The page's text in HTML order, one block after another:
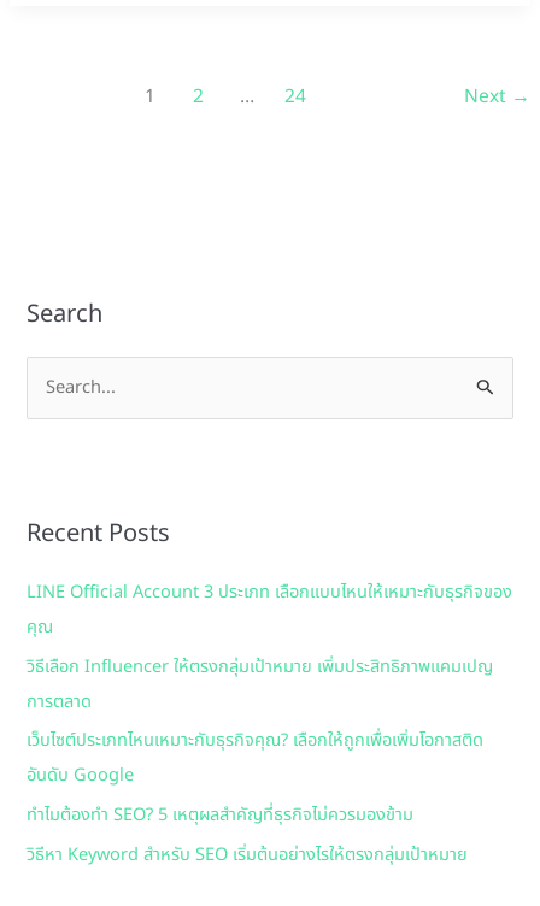
1 2 … 24 Next →
Search
e
c
f
o
r
:
Recent Posts
LINE Official Account 3 ประเภท เลือกแบบไหนให้เหมาะกับธุรกิจของ
คุณ
วิธีเลือก Influencer ให้ตรงกลุ่มเป้าหมาย เพิ่มประสิทธิภาพแคมเปญ
การตลาด
เว็บไซต์ประเภทไหนเหมาะกับธุรกิจคุณ? เลือกให้ถูกเพื่อเพิ่มโอกาสติด
อันดับ Google
ทำไมต้องทำ SEO? 5 เหตุผลสำคัญที่ธุรกิจไม่ควรมองข้าม
วิธีหา Keyword สำหรับ SEO เริ่มต้นอย่างไรให้ตรงกลุ่มเป้าหมาย